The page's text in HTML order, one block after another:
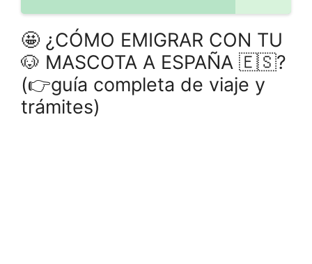
🤩 ¿CÓMO EMIGRAR CON TU
🐶 MASCOTA A ESPAÑA 🇪🇸?
(👉guía completa de viaje y
trámites)